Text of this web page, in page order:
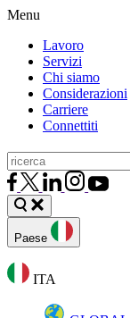
Menu
Lavoro
Servizi
Chi siamo
Considerazioni
Carriere
Connettiti
Paese
ITA